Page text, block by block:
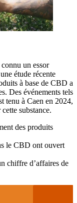
un essor
étude récente
à base de CBD a
Des événements tels
tenu à Caen en 2024,
substance.
des produits
le CBD ont ouvert
chiffre d’affaires de